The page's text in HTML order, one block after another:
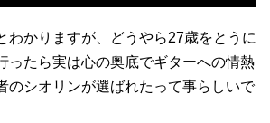
わかりますが、どうやら27歳をとうに
ったら実は心の奥底でギターへの情熱
のシオリンが選ばれたって事らしいで